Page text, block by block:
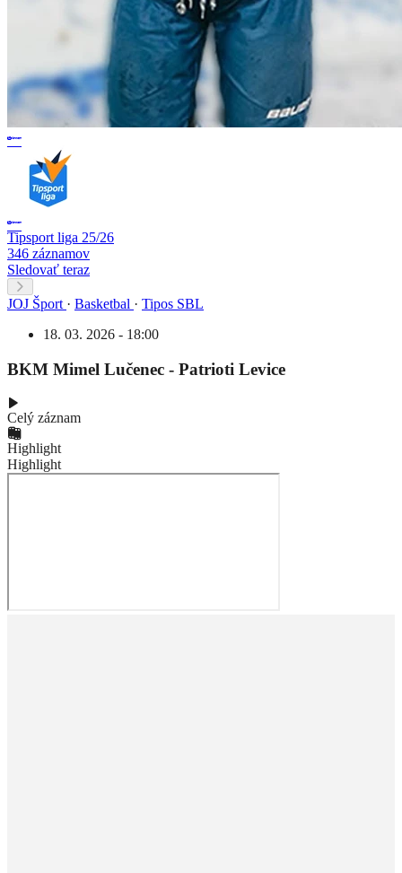
Tipsport liga 25/26
346 záznamov
Sledovať teraz
JOJ Šport · Basketbal · Tipos SBL
18. 03. 2026 - 18:00
BKM Mimel Lučenec - Patrioti Levice
Celý záznam
Highlight
Highlight